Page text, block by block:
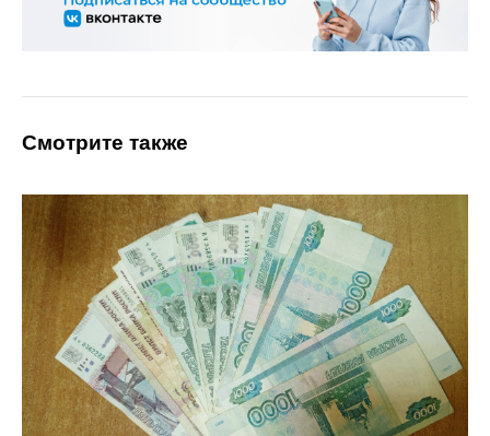
Смотрите также